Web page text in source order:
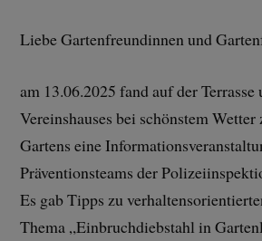
Liebe Gartenfreundinnen und
am 13.06.2025 fand auf der Terrasse
Vereinshauses bei schönstem Wetter
Gartens eine
Präventionsteams der
Es gab Tipps zu
Thema „Einbruchdiebstahl in